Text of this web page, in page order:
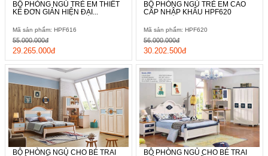
BỘ PHÒNG NGỦ TRẺ EM THIẾT
KẾ ĐƠN GIẢN HIỆN ĐẠI...
Mã sản phẩm: HPF616
29.265.000đ
55.000.000đ
BỘ PHÒNG NGỦ TRẺ EM CAO
CẤP NHẬP KHẨU HPF620
Mã sản phẩm: HPF620
30.202.500đ
56.000.000đ
BỘ PHÒNG NGỦ CHO BÉ TRAI
BỘ PHÒNG NGỦ CHO BÉ TRAI